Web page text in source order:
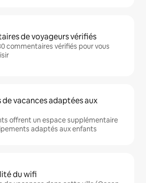
de voyageurs vérifiés
commentaires vérifiés pour vous
vacances adaptées aux
offrent un espace supplémentaire
adaptés aux enfants
du wifi